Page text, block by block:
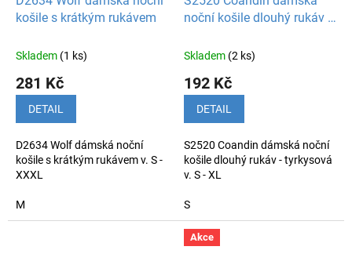
košile s krátkým rukávem
Skladem (1 ks)
281 Kč
DETAIL
D2634 Wolf dámská noční
košile s krátkým rukávem v. S -
XXXL
M
noční košile dlouhý rukáv -
Skladem (2 ks)
192 Kč
DETAIL
S2520 Coandin dámská noční
košile dlouhý rukáv - tyrkysová
v. S - XL
S
Akce